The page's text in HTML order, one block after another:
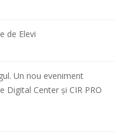
de Elevi
Un nou eveniment
Digital Center și CIR PRO